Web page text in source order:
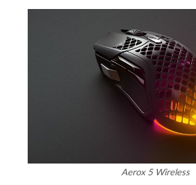
Aerox 5 Wireless